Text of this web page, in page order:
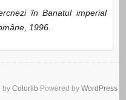
în Banatul imperial
1996.
by Colorlib Powered by WordPress